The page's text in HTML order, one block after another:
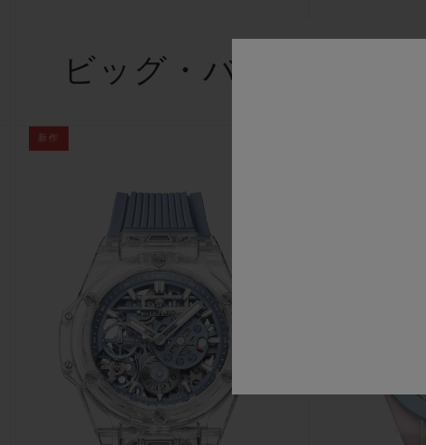
ビッグ・バン
新作